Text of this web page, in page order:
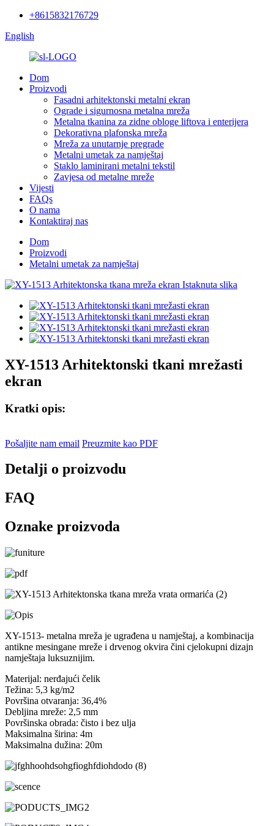
+8615832176729
English
Dom
Proizvodi
Fasadni arhitektonski metalni ekran
Ograde i sigurnosna metalna mreža
Metalna tkanina za zidne obloge liftova i enterijera
Dekorativna plafonska mreža
Mreža za unutarnje pregrade
Metalni umetak za namještaj
Staklo laminirani metalni tekstil
Zavjesa od metalne mreže
Vijesti
FAQs
O nama
Kontaktiraj nas
Dom
Proizvodi
Metalni umetak za namještaj
XY-1513 Arhitektonski tkani mrežasti
ekran
Kratki opis:
Pošaljite nam email Preuzmite kao PDF
Detalji o proizvodu
FAQ
Oznake proizvoda
XY-1513- metalna mreža je ugrađena u namještaj, a kombinacija
antikne mesingane mreže i drvenog okvira čini cjelokupni dizajn
namještaja luksuznijim.
Materijal: nerđajući čelik
Težina: 5,3 kg/m2
Površina otvaranja: 36,4%
Debljina mreže: 2,5 mm
Površinska obrada: čisto i bez ulja
Maksimalna širina: 4m
Maksimalna dužina: 20m